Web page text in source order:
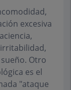
excesiva
Otro
es el
"ataque